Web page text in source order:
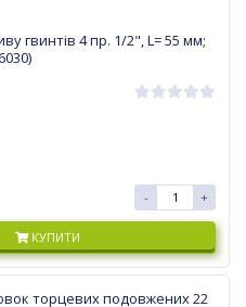
гвинтів 4 пр. 1/2", L= 55 мм;
- +
КУПИТИ